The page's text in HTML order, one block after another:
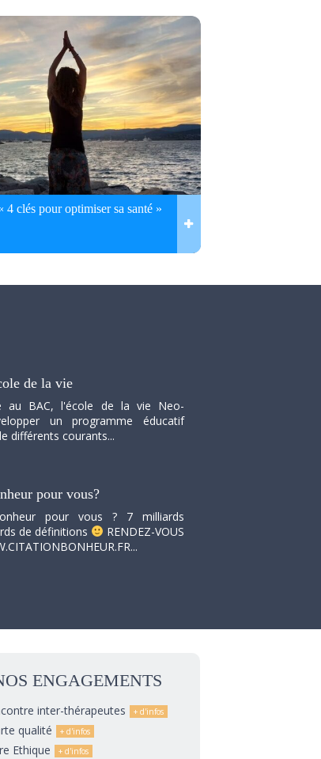
4 clés pour optimiser sa santé »
de la vie
au BAC, l'école de la vie Neo-
un programme éducatif
différents courants...
pour vous?
pour vous ? 7 milliards
de définitions
RENDEZ-VOUS
ENGAGEMENTS
inter-thérapeutes
qualité
Ethique